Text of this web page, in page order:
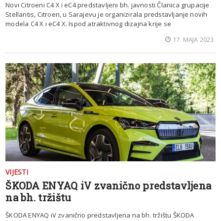
Novi Citroeni C4 X i eC4 predstavljeni bh. javnosti Članica grupacije
Stellantis, Citroen, u Sarajevu je organizirala predstavljanje novih
modela C4 X i eC4 X. Ispod atraktivnog dizajna krije se
17. MAJA 2023.
VIJESTI
ŠKODA ENYAQ iV zvanično predstavljena
na bh. tržištu
ŠKODA ENYAQ iV zvanično predstavljena na bh. tržištu ŠKODA